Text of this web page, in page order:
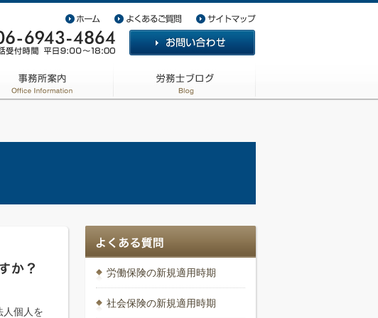
人個人を
労働保険の新規適用時期
社会保険の新規適用時期